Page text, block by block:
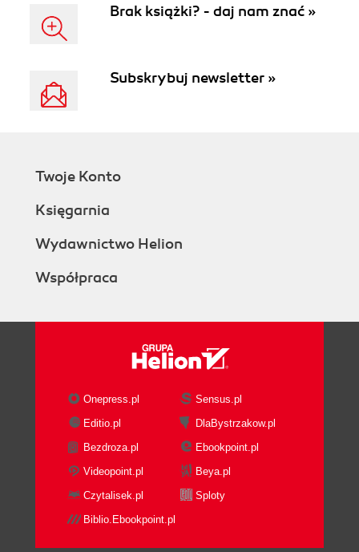
Brak książki? - daj nam znać »
Subskrybuj newsletter »
Twoje Konto
Księgarnia
Wydawnictwo Helion
Współpraca
Onepress.pl
Sensus.pl
Editio.pl
DlaBystrzakow.pl
Bezdroza.pl
Ebookpoint.pl
Videopoint.pl
Beya.pl
Czytalisek.pl
Sploty
Biblio.Ebookpoint.pl